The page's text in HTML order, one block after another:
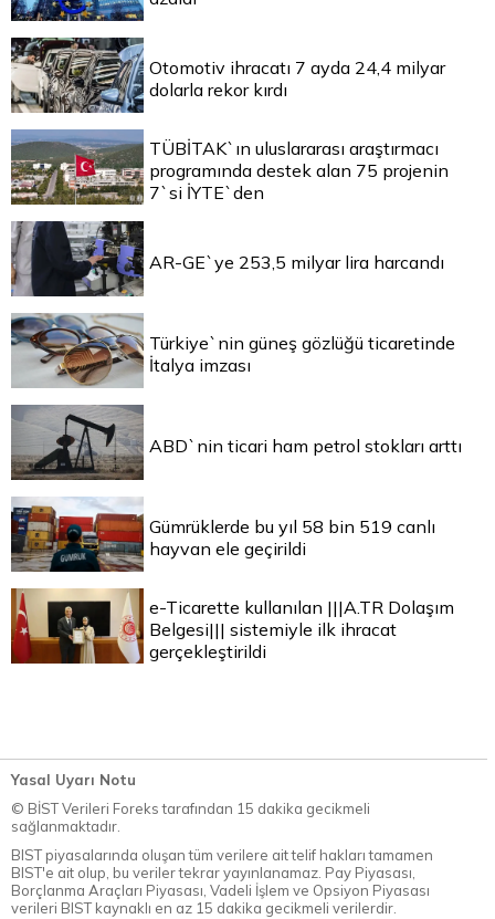
Otomotiv ihracatı 7 ayda 24,4 milyar
dolarla rekor kırdı
TÜBİTAK`ın uluslararası araştırmacı
programında destek alan 75 projenin
7`si İYTE`den
AR-GE`ye 253,5 milyar lira harcandı
Türkiye`nin güneş gözlüğü ticaretinde
İtalya imzası
ABD`nin ticari ham petrol stokları arttı
Gümrüklerde bu yıl 58 bin 519 canlı
hayvan ele geçirildi
e-Ticarette kullanılan |||A.TR Dolaşım
Belgesi||| sistemiyle ilk ihracat
gerçekleştirildi
Yasal Uyarı Notu
© BİST Verileri Foreks tarafından 15 dakika gecikmeli
sağlanmaktadır.
BIST piyasalarında oluşan tüm verilere ait telif hakları tamamen
BIST'e ait olup, bu veriler tekrar yayınlanamaz. Pay Piyasası,
Borçlanma Araçları Piyasası, Vadeli İşlem ve Opsiyon Piyasası
verileri BIST kaynaklı en az 15 dakika gecikmeli verilerdir.